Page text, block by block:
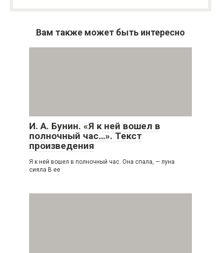
Вам также может быть интересно
И. А. Бунин. «Я к ней вошел в
полночный час…». Текст
произведения
Я к ней вошел в полночный час. Она спала, — луна
сияла В ее